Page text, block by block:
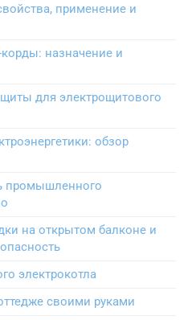
применение и
назначение и
для электрощитового
обзор
промышленного
на открытом балконе и
электрокотла
своими руками